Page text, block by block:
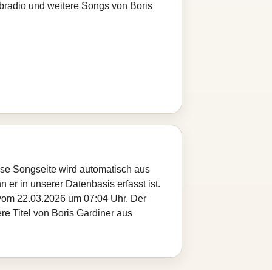
und weitere Songs von Boris
Songseite wird automatisch aus
er in unserer Datenbasis erfasst ist.
22.03.2026 um 07:04 Uhr. Der
Titel von Boris Gardiner aus